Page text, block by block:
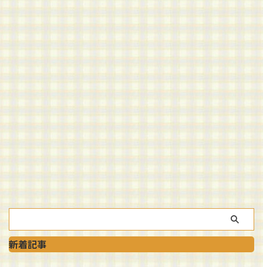
新着記事